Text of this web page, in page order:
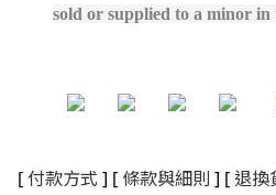
sold or supplied to a minor in
[ 付款方式 ] [ 條款與細則 ] [ 退換